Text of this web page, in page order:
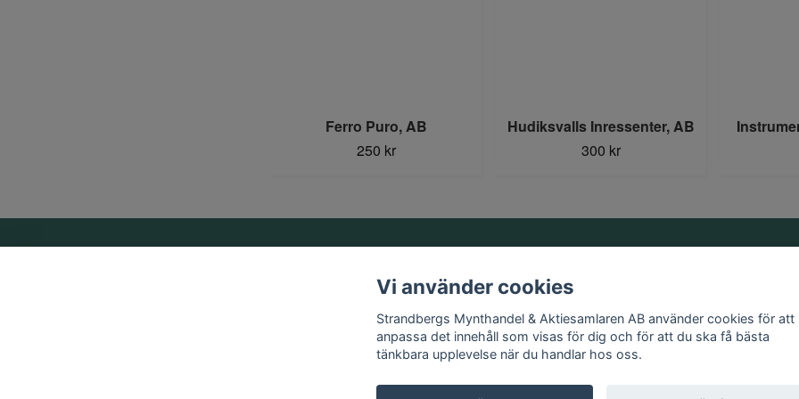
Ferro Puro, AB
250 kr
Hudiksvalls Inressenter, AB
300 kr
Kontakt
Köpvillkor
Vi använder cookies
Strandbergs Mynthandel & Aktiesamlaren AB använder cookies för att
anpassa det innehåll som visas för dig och för att du ska få bästa
tänkbara upplevelse när du handlar hos oss.